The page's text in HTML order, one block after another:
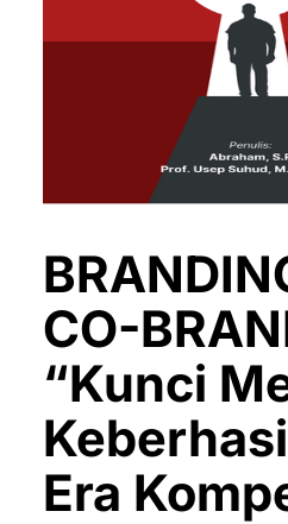
CO-
“Kunci
Era